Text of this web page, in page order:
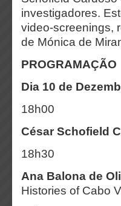
investigadores.
video-screenings,
de Mónica de
PROGRAMAÇÃO
Dia 10 de
18h00
César Schofield
18h30
Ana Balona de
Histories of Cabo